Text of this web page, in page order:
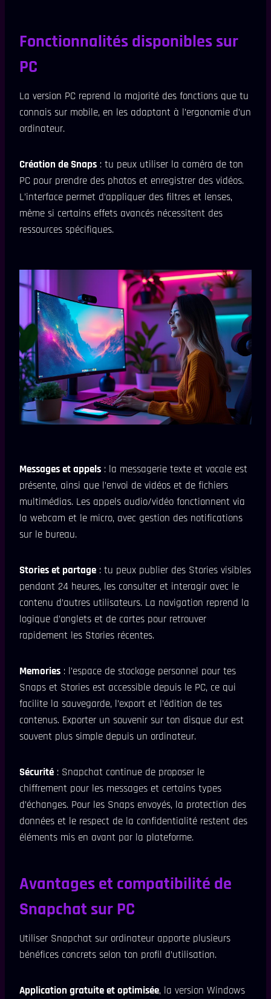
Fonctionnalités disponibles sur
PC
La version PC reprend la majorité des fonctions que tu
connais sur mobile, en les adaptant à l’ergonomie d’un
ordinateur.
Création de Snaps : tu peux utiliser la caméra de ton
PC pour prendre des photos et enregistrer des vidéos.
L’interface permet d’appliquer des filtres et lenses,
même si certains effets avancés nécessitent des
ressources spécifiques.
Messages et appels : la messagerie texte et vocale est
présente, ainsi que l’envoi de vidéos et de fichiers
multimédias. Les appels audio/vidéo fonctionnent via
la webcam et le micro, avec gestion des notifications
sur le bureau.
Stories et partage : tu peux publier des Stories visibles
pendant 24 heures, les consulter et interagir avec le
contenu d’autres utilisateurs. La navigation reprend la
logique d’onglets et de cartes pour retrouver
rapidement les Stories récentes.
Memories : l’espace de stockage personnel pour tes
Snaps et Stories est accessible depuis le PC, ce qui
facilite la sauvegarde, l’export et l’édition de tes
contenus. Exporter un souvenir sur ton disque dur est
souvent plus simple depuis un ordinateur.
Sécurité : Snapchat continue de proposer le
chiffrement pour les messages et certains types
d’échanges. Pour les Snaps envoyés, la protection des
données et le respect de la confidentialité restent des
éléments mis en avant par la plateforme.
Avantages et compatibilité de
Snapchat sur PC
Utiliser Snapchat sur ordinateur apporte plusieurs
bénéfices concrets selon ton profil d’utilisation.
Application gratuite et optimisée, la version Windows